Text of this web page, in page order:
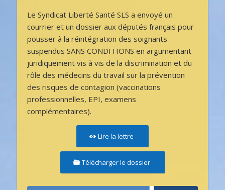
Le Syndicat Liberté Santé SLS a envoyé un
courrier et un dossier aux députés français pour
pousser à la réintégration des soignants
suspendus SANS CONDITIONS en argumentant
juridiquement vis à vis de la discrimination et du
rôle des médecins du travail sur la prévention
des risques de contagion (vaccinations
professionnelles, EPI, examens
complémentaires).
Lire la lettre
Télécharger le dossier